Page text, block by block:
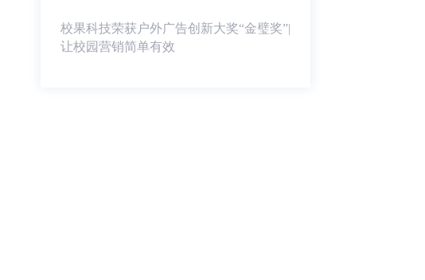
校果科技荣获户外广告创新大奖“金璧奖”|
让校园营销简单有效